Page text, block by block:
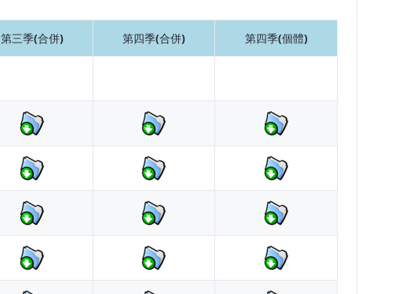
第三季(合併) 第四季(合併) 第四季(個體)